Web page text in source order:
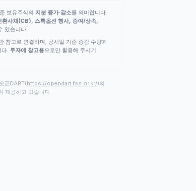
보유주식의 지분 증가·감소를 의미합니다.
환사채(CB), 스톡옵션 행사, 증여/상속,
있습니다.
참고로 연결하며, 공시일 기준 증감 수량과
. 투자에 참고용으로만 활용해 주시기
픈DART(https://opendart.fss.or.kr/)의
제공하고 있습니다.